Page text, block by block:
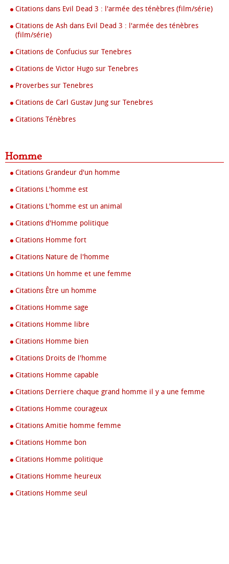
Citations dans Evil Dead 3 : l'armée des ténèbres (film/série)
Citations de Ash dans Evil Dead 3 : l'armée des ténèbres
(film/série)
Citations de Confucius sur Tenebres
Citations de Victor Hugo sur Tenebres
Proverbes sur Tenebres
Citations de Carl Gustav Jung sur Tenebres
Citations Ténèbres
Homme
Citations Grandeur d'un homme
Citations L'homme est
Citations L'homme est un animal
Citations d'Homme politique
Citations Homme fort
Citations Nature de l'homme
Citations Un homme et une femme
Citations Être un homme
Citations Homme sage
Citations Homme libre
Citations Homme bien
Citations Droits de l'homme
Citations Homme capable
Citations Derriere chaque grand homme il y a une femme
Citations Homme courageux
Citations Amitie homme femme
Citations Homme bon
Citations Homme politique
Citations Homme heureux
Citations Homme seul